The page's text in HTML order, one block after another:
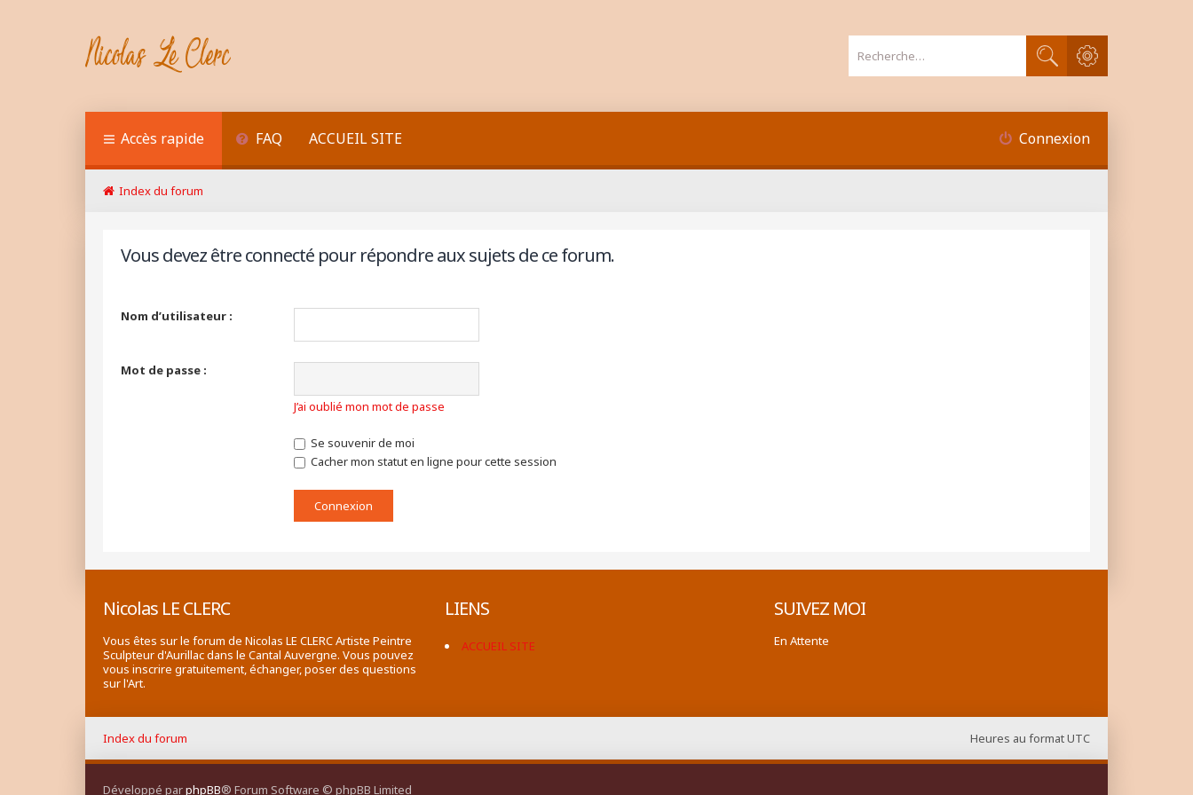
Rechercher
Recherche avancée
Accès rapide FAQ ACCUEIL SITE Connexion
Index du forum
Vous devez être connecté pour répondre aux sujets de ce forum.
Nom d’utilisateur :
Mot de passe :
J’ai oublié mon mot de passe
Se souvenir de moi
Cacher mon statut en ligne pour cette session
Nicolas LE CLERC
Vous êtes sur le forum de Nicolas LE CLERC Artiste Peintre
Sculpteur d'Aurillac dans le Cantal Auvergne. Vous pouvez
vous inscrire gratuitement, échanger, poser des questions
sur l'Art.
LIENS
ACCUEIL SITE
SUIVEZ MOI
En Attente
Heures au formatUTC
Index du forum
Développé parphpBB® Forum Software © phpBB Limited